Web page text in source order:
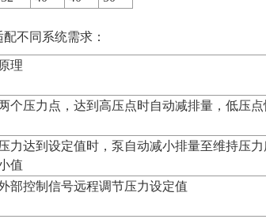
不同系统需求：
理
个压力点，达到高压点时自动减排量，低压点
力达到设定值时，泵自动减小排量至维持压力
值
部控制信号远程调节压力设定值